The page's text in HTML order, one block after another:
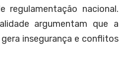
regulamentação nacional.
argumentam que a
insegurança e conflitos